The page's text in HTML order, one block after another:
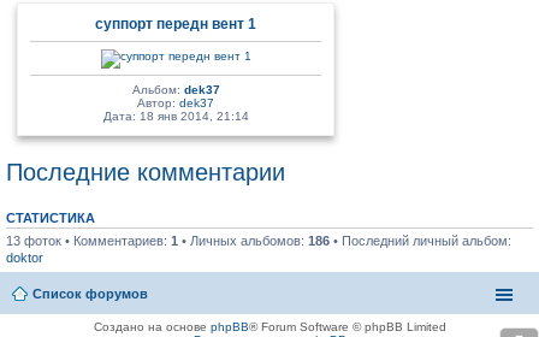
суппорт передн вент 1
Альбом: dek37
Автор: dek37
Дата: 18 янв 2014, 21:14
Последние комментарии
СТАТИСТИКА
13 фоток • Комментариев: 1 • Личных альбомов: 186 • Последний личный альбом:
doktor
Список форумов
Создано на основе phpBB® Forum Software © phpBB Limited